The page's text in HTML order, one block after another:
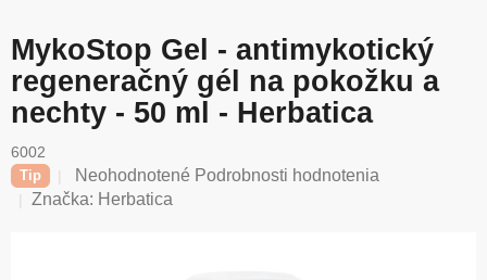
MykoStop Gel - antimykotický
regeneračný gél na pokožku a
nechty - 50 ml - Herbatica
6002
Tip
Priemerné
hodnotenie
Neohodnotené Podrobnosti hodnotenia
Značka: Herbatica